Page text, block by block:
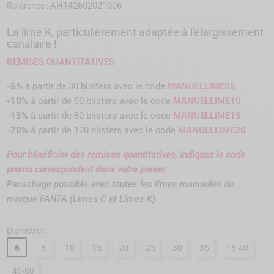
Référence : AH142602021006
La lime K, particulièrement adaptée à l'élargissement
canalaire !
REMISES QUANTITATIVES
-5% à partir de 30 blisters avec le code MANUELLIME05
-10% à partir de 50 blisters avec le code MANUELLIME10
-15% à partir de 80 blisters avec le code MANUELLIME15
-20% à partir de 120 blisters avec le code MANUELLIME20
Pour bénéficier des remises quantitatives, indiquez le code
promo correspondant dans votre panier.
Panachage possible avec toutes les limes manuelles de
marque FANTA (Limes C et Limes K)
Diamètre :
6
8 10 15 20 25 30 35 15-40
45-80